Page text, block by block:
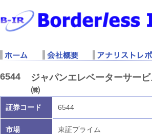
6544
ジャパンエレベーターサー
㈱
証券コード 6544
市場 東証プライム